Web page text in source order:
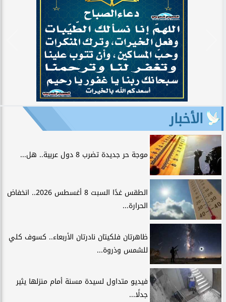
الأخبار
موجة حر جديدة تضرب 8 دول عربية.. هل...
الطقس غدًا السبت 8 أغسطس 2026.. انخفاض
الحرارة...
ظاهرتان فلكيتان نادرتان الأربعاء.. كسوف كلي
للشمس وذروة...
فيديو متداول لسيدة مسنة أمام منزلها يثير
جدلًا...